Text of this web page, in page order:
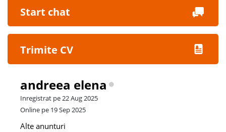
Start chat
Trimite CV
andreea elena
Inregistrat pe 22 Aug 2025
Online pe 19 Sep 2025
Alte anunturi